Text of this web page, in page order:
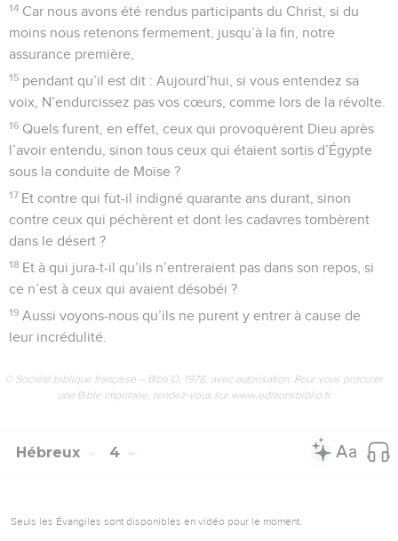
14 Car nous avons été rendus participants du Christ, si du
moins nous retenons fermement, jusqu’à la fin, notre
assurance première,
15 pendant qu’il est dit : Aujourd’hui, si vous entendez sa
voix, N’endurcissez pas vos cœurs, comme lors de la révolte.
16 Quels furent, en effet, ceux qui provoquèrent Dieu après
l’avoir entendu, sinon tous ceux qui étaient sortis d’Égypte
sous la conduite de Moïse ?
17 Et contre qui fut-il indigné quarante ans durant, sinon
contre ceux qui péchèrent et dont les cadavres tombèrent
dans le désert ?
18 Et à qui jura-t-il qu’ils n’entreraient pas dans son repos, si
ce n’est à ceux qui avaient désobéi ?
19 Aussi voyons-nous qu’ils ne purent y entrer à cause de
leur incrédulité.
© Société biblique française – Bibli’O, 1978, avec autorisation. Pour vous procurer
une Bible imprimée, rendez-vous sur www.editionsbiblio.fr
Hébreux 4
Seuls les Évangiles sont disponibles en vidéo pour le moment.